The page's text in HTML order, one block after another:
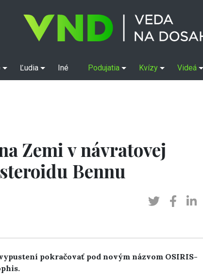
Ľudia Iné Podujatia Kvízy Videá
Zemi v návratovej
Bennu
pokračovať pod novým názvom OSIRIS-